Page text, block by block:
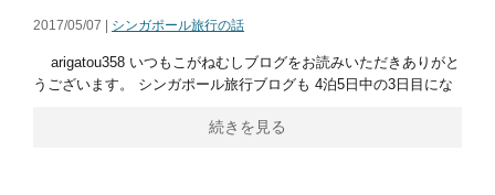
2017/05/07 | シンガポール旅行の話
arigatou358 いつもこがねむしブログをお読みいただきありがと
うございます。 シンガポール旅行ブログも 4泊5日中の3日目にな
続きを見る